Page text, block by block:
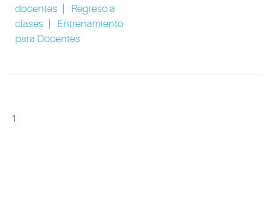
docentes
Regreso a
clases
Entrenamiento
para Docentes
1